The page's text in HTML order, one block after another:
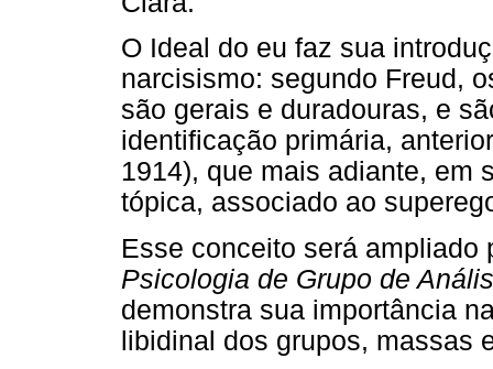
O Ideal do eu faz sua
narcisismo: segundo Freud,
são gerais e duradouras, e
identificação primária,
1914), que mais adiante, em
tópica, associado ao
Esse conceito será
Psicologia de Grupo de
demonstra sua importância
libidinal dos grupos, massas